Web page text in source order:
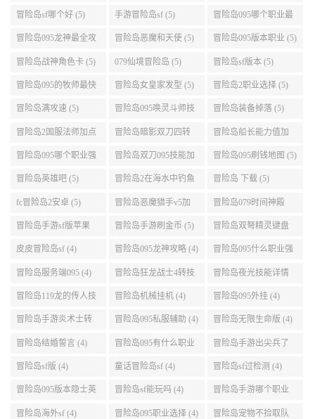
技能加点顺序 (5) 点 (5) (5)
冒险岛sf哪个好 (5) 手游冒险岛sf (5) 冒险岛095哪个职业最
好 (5)
冒险岛095龙神最全攻
略 (5)
冒险岛恶魔和天使 (5) 冒险岛095版本职业 (5)
冒险岛战神角色卡 (5) 079仙境冒险岛 (5) 冒险岛sf版本 (5)
冒险岛095的牧师最快
升级路线 (5)
冒险岛女皇家发型 (5) 冒险岛2职业选择 (5)
冒险岛满攻速 (5) 冒险岛095唤灵斗师技
能介绍 (5)
冒险岛装备掉落 (5)
冒险岛2国服法师加点
(5)
冒险岛暗影双刀四转
任务 (5)
冒险岛船长能力值加
点 (5)
冒险岛095哪个职业强
势 (5)
冒险岛双刀095技能加
点 (5)
冒险岛095刷钱地图 (5)
冒险岛英雄吧 (5) 冒险岛2在海水中钓鱼
(5)
冒险岛 下载 (5)
fc冒险岛2安卓 (5) 冒险岛恶魔猎手v5加
点 (5)
冒险岛079时间神殿
999任务 (5)
冒险岛手游sf版苹果
(5)
冒险岛手游刷金币 (5) 冒险岛双弩精灵键盘
设置 (5)
皮皮冒险岛sf (4) 冒险岛095龙神攻略 (4) 冒险岛095什么职业强
(4)
冒险岛服务端095 (4) 冒险岛狂龙战士4转技
能加点 (4)
冒险岛夜光技能详情
(4)
冒险岛119龙的传人技
能加点 (4)
冒险岛机械挂机 (4) 冒险岛095外挂 (4)
冒险岛手游炎术士转
职 (4)
冒险岛095私服辅助 (4) 冒险岛无限生命版 (4)
冒险岛结婚誓言 (4) 冒险岛095有什么职业
(4)
冒险岛手游出尖兵了
吗 (4)
冒险岛sf版 (4) 童话冒险岛sf (4) 冒险岛sf过检测 (4)
冒险岛095版本隐士英
雄后期玩哪个好 (4)
冒险岛sf能玩吗 (4) 冒险岛手游哪个职业
厉害 (4)
冒险岛海外sf (4) 冒险岛095职业选择 (4) 冒险岛宠物不捡取队